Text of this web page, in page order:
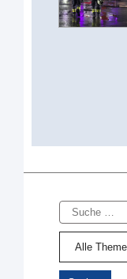
Suche